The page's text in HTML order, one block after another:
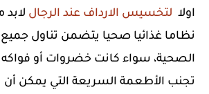
اولا لتخسيس الارداف عند الرجال لابد
نظاما غذائيا صحيا يتضمن تناول جميع
الصحية، سواء كانت خضروات أو فواكه
تجنب الأطعمة السريعة التي يمكن أن